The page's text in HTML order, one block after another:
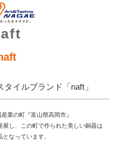
イルブランド「naft」
業の町『富山県高岡市』
し、この町で作られた美しい銅器は
なっています。